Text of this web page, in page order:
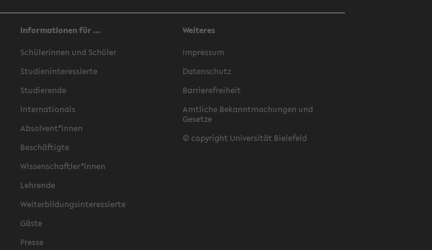
Informationen für ...
Schülerinnen und Schüler
Studieninteressierte
Studierende
Internationals
Absolvent*innen
Beschäftigte
Wissenschaftler*innen
Lehrende
Weiterbildungsinteressierte
Gäste
Presse
Weiteres
Impressum
Datenschutz
Barrierefreiheit
Amtliche Bekanntmachungen und
Gesetze
© copyright Universität Bielefeld